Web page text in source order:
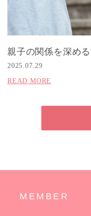
親子の関係を深め
2025.07.29
READ MORE
MEMBER